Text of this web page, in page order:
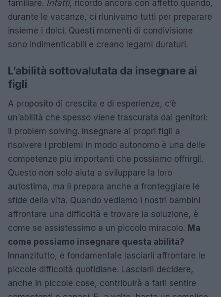
familiare. Infatti, ricordo ancora con affetto quando,
durante le vacanze, ci riunivamo tutti per preparare
insieme i dolci. Questi momenti di condivisione
sono indimenticabili e creano legami duraturi.
L’abilità sottovalutata da insegnare ai
figli
A proposito di crescita e di esperienze, c’è
un’abilità che spesso viene trascurata dai genitori:
il problem solving. Insegnare ai propri figli a
risolvere i problemi in modo autonomo è una delle
competenze più importanti che possiamo offrirgli.
Questo non solo aiuta a sviluppare la loro
autostima, ma li prepara anche a fronteggiare le
sfide della vita. Quando vediamo i nostri bambini
affrontare una difficoltà e trovare la soluzione, è
come se assistessimo a un piccolo miracolo. Ma
come possiamo insegnare questa abilità?
Innanzitutto, è fondamentale lasciarli affrontare le
piccole difficoltà quotidiane. Lasciarli decidere,
anche in piccole cose, contribuirà a farli sentire